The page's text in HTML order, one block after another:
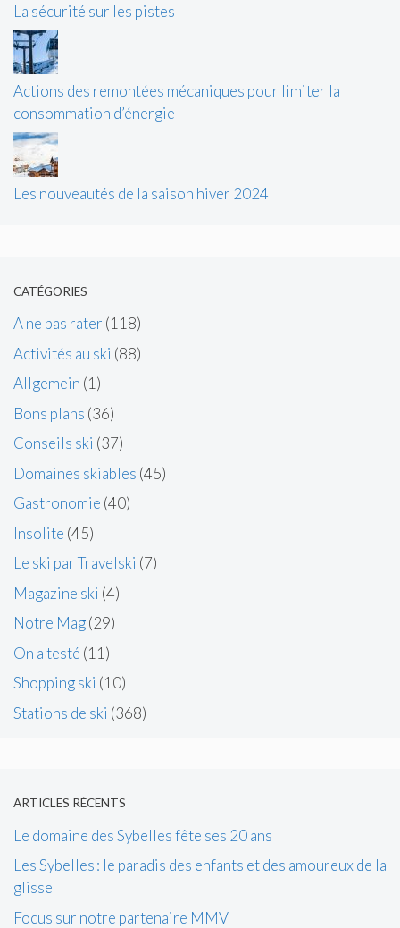
La sécurité sur les pistes
Actions des remontées mécaniques pour limiter la
consommation d’énergie
Les nouveautés de la saison hiver 2024
CATÉGORIES
A ne pas rater (118)
Activités au ski (88)
Allgemein (1)
Bons plans (36)
Conseils ski (37)
Domaines skiables (45)
Gastronomie (40)
Insolite (45)
Le ski par Travelski (7)
Magazine ski (4)
Notre Mag(29)
On a testé (11)
Shopping ski (10)
Stations de ski (368)
ARTICLES RÉCENTS
Le domaine des Sybelles fête ses 20 ans
Les Sybelles : le paradis des enfants et des amoureux de la
glisse
Focus sur notre partenaire MMV